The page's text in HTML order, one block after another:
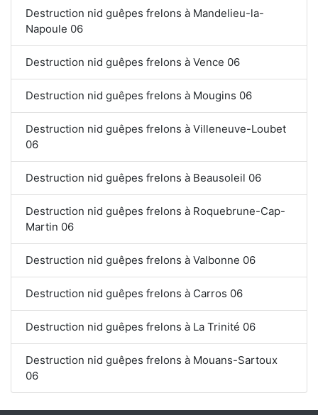
Destruction nid guêpes frelons à Mandelieu-la-
Napoule 06
Destruction nid guêpes frelons à Vence 06
Destruction nid guêpes frelons à Mougins 06
Destruction nid guêpes frelons à Villeneuve-Loubet
06
Destruction nid guêpes frelons à Beausoleil 06
Destruction nid guêpes frelons à Roquebrune-Cap-
Martin 06
Destruction nid guêpes frelons à Valbonne 06
Destruction nid guêpes frelons à Carros 06
Destruction nid guêpes frelons à La Trinité 06
Destruction nid guêpes frelons à Mouans-Sartoux
06